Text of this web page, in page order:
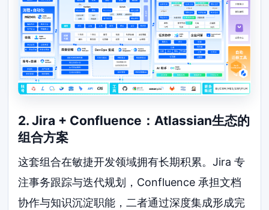
2. Jira + Confluence：Atlassian生态的
组合方案
这套组合在敏捷开发领域拥有长期积累。Jira 专
注事务跟踪与迭代规划，Confluence 承担文档
协作与知识沉淀职能，二者通过深度集成形成完